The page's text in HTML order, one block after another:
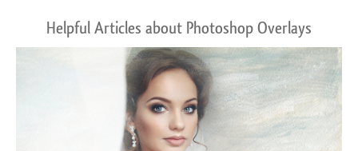
Helpful Articles about Photoshop Overlays